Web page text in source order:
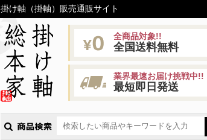
掛け軸（掛軸）販売通販サイト
全商品対象!!
全国送料無料
業界最速お届け挑戦中!!
最短即日発送